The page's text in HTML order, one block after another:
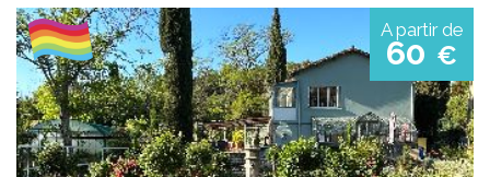
A partir de
60 €